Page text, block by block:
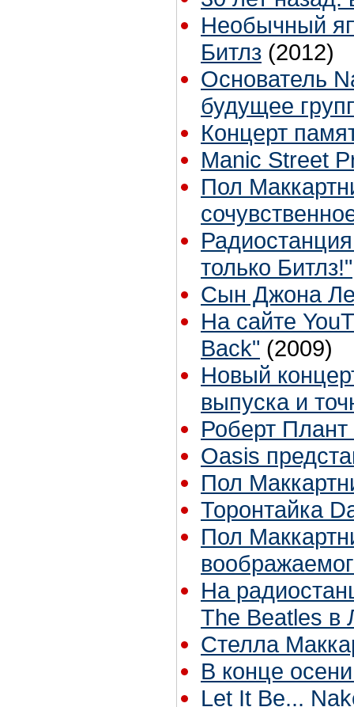
Необычный
Битлз (2012)
Основатель
будущее
Концерт
Manic Street
Пол
только Битлз!"
Сын Джона
На сайте
Back" (2009)
Новый
выпуска и
Роберт Плант
Oasis
Пол
Торонтайка
Пол
На
The Beatles в
Стелла
В конце
Let It Be...